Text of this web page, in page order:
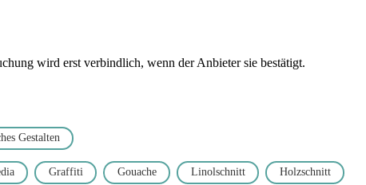
wird erst verbindlich, wenn der Anbieter sie bestätigt.
Gestalten
Graffiti Gouache Linolschnitt Holzschnitt